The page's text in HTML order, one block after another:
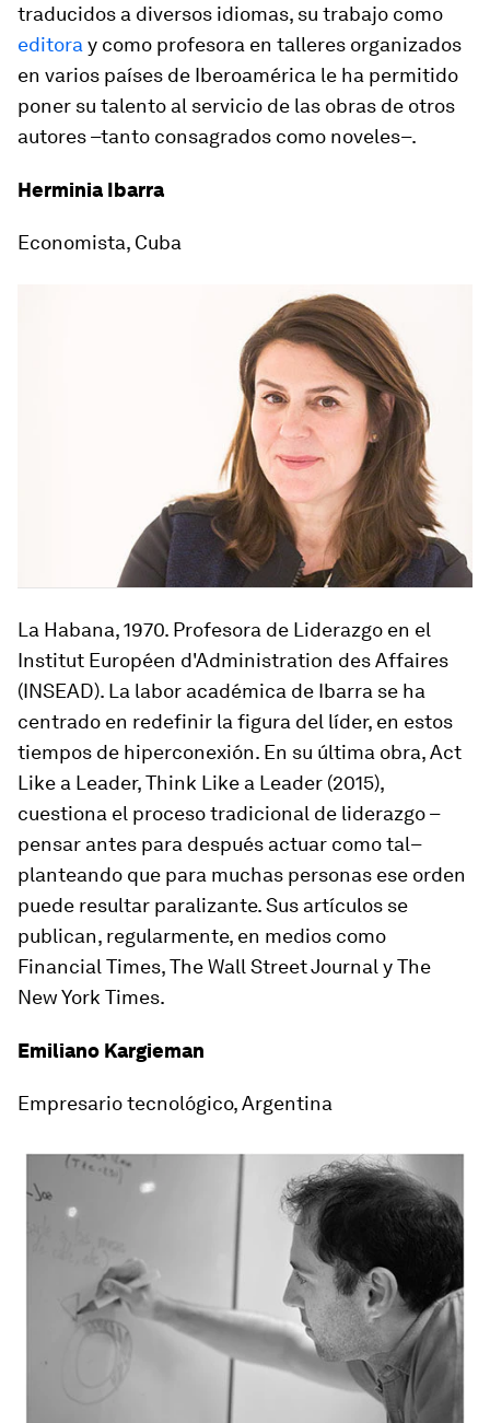
traducidos a diversos idiomas, su trabajo como
editora y como profesora en talleres organizados
en varios países de Iberoamérica le ha permitido
poner su talento al servicio de las obras de otros
autores –tanto consagrados como noveles–.
Herminia Ibarra
Economista, Cuba
La Habana, 1970. Profesora de Liderazgo en el
Institut Européen d'Administration des Affaires
(INSEAD). La labor académica de Ibarra se ha
centrado en redefinir la figura del líder, en estos
tiempos de hiperconexión. En su última obra,Act
Like a Leader,Think Like a Leader (2015),
cuestiona el proceso tradicional de liderazgo –
pensar antes para después actuar como tal–
planteando que para muchas personas ese orden
puede resultar paralizante. Sus artículos se
publican, regularmente, en medios como
Financial Times,The Wall Street Journal yThe
New York Times.
Emiliano Kargieman
Empresario tecnológico, Argentina